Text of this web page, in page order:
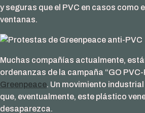
y seguras que el PVC en casos como
ventanas.
Muchas compañías actualmente,
ordenanzas de la campaña “GO PVC-
Greenpeace. Un movimiento
que, eventualmente, este plástico
desaparezca.